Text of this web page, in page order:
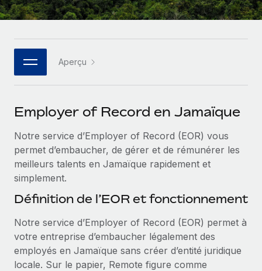
Plateforme
Des fonctions RH clés intégrées pour votre équipe
Connectez n'importe quel outil d’IA à Remote grâce à
notre MCP
Rationalisez vos processus avec des outils essentiels
SERVICES
Demandez aux experts
Recevez des conseils d’experts sur les RH à
l’international et la conformité
Contrôles d’antécédents
Simplifiez vos processus de présélection des
candidats
mesure
Entreprise
Les RH à l’international pour les grandes entreprises
Partenaires stratégiques de la tech
Devenir partenaire
Explorez avec nous vos opportunités de partenariat
Conseil en intégrations et automatisations assistées par
ÉTUDES DE CAS
Checklists et modèles
Descriptions de postes
Événements
Salle de presse
Données sur les salaires et les talents
Centre de ressources
Voir toutes les ressources
Português (Portugal)
日本語
한국어
Aperçu
Employer of Record en Jamaïque
Notre service d’Employer of Record (EOR) vous
permet d’embaucher, de gérer et de rémunérer les
meilleurs talents en Jamaïque rapidement et
simplement.
Définition de l’EOR et fonctionnement
Notre service d’Employer of Record (EOR) permet à
votre entreprise d’embaucher légalement des
employés en Jamaïque sans créer d’entité juridique
locale. Sur le papier, Remote figure comme